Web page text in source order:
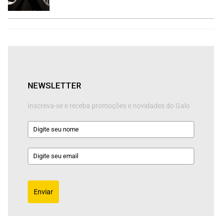
NEWSLETTER
Inscreva-se e receba promoções e novidades do Galo
Enviar